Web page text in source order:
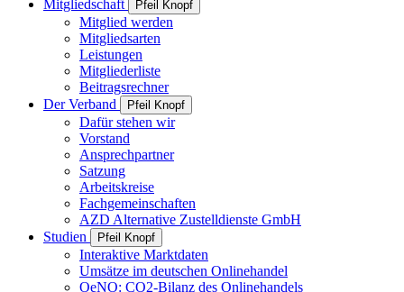
Mitgliedschaft
Pfeil Knopf
Mitglied werden
Mitgliedsarten
Leistungen
Mitgliederliste
Beitragsrechner
Der Verband
Pfeil Knopf
Dafür stehen wir
Vorstand
Ansprechpartner
Satzung
Arbeitskreise
Fachgemeinschaften
AZD Alternative Zustelldienste GmbH
Studien
Pfeil Knopf
Interaktive Marktdaten
Umsätze im deutschen Onlinehandel
OeNO: CO2-Bilanz des Onlinehandels